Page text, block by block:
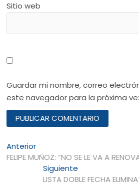
Sitio web
Guardar mi nombre, correo
este navegador para la próxima
Navegación
de
entradas
AnteriorEntrada
anterior:
FELIPE MUÑOZ: “NO SE LE VA A
SiguienteEntrada
siguiente:
LISTA DOBLE FECHA